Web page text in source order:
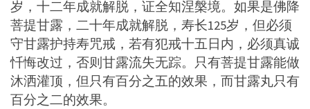
岁，十二年成就解脱，证全知涅槃境。如果是佛降
菩提甘露，二十年成就解脱，寿长125岁，但必须
守甘露护持寿咒戒，若有犯戒十五日内，必须真诚
忏悔改过，否则甘露流失无踪。只有菩提甘露能做
沐洒灌顶，但只有百分之五的效果，而甘露丸只有
百分之二的效果。